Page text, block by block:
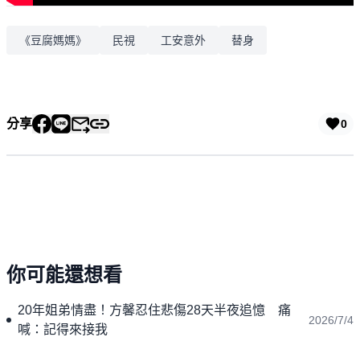
《豆腐媽媽》 民視 工安意外 替身
分享 0
你可能還想看
20年姐弟情盡！方馨忍住悲傷28天半夜追憶 痛
喊：記得來接我
2026/7/4